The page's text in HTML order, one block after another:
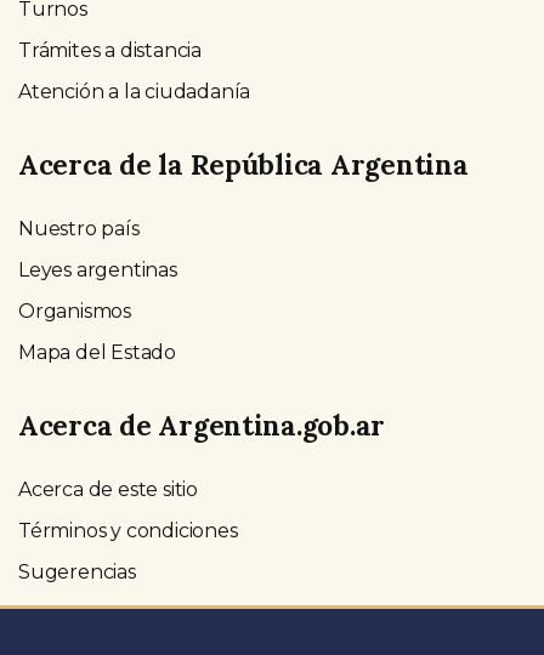
Turnos
Trámites a distancia
Atención a la ciudadanía
Acerca de la República Argentina
Nuestro país
Leyes argentinas
Organismos
Mapa del Estado
Acerca de Argentina.gob.ar
Acerca de este sitio
Términos y condiciones
Sugerencias